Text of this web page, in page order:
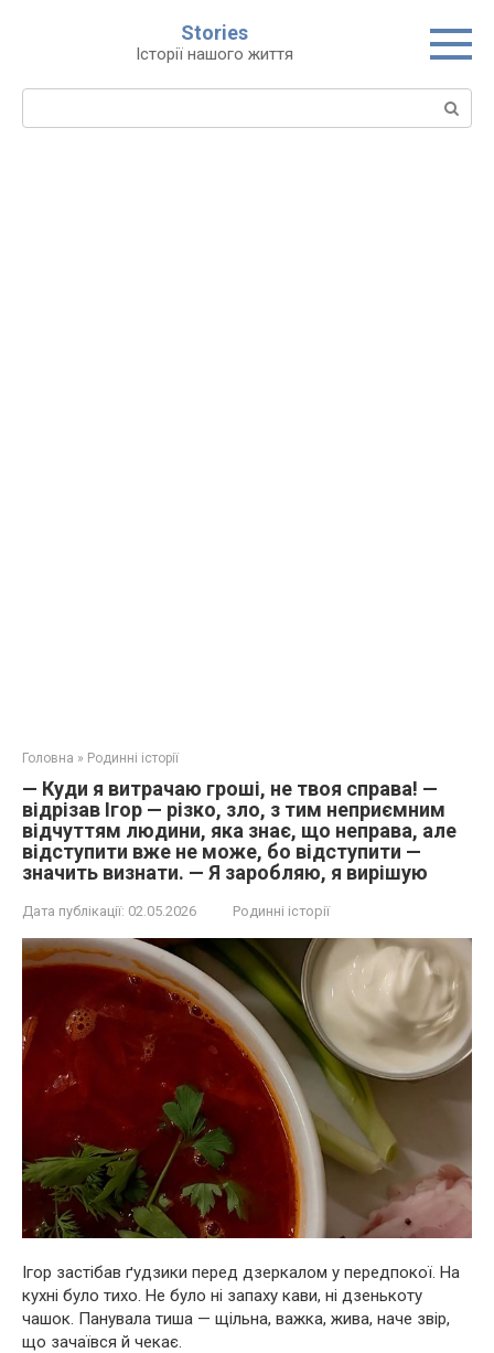
Stories
Історії нашого життя
Пошук:
Головна » Родинні історії
— Куди я витрачаю гроші, не твоя справа! —
відрізав Ігор — різко, зло, з тим неприємним
відчуттям людини, яка знає, що неправа, але
відступити вже не може, бо відступити —
значить визнати. — Я заробляю, я вирішую
Дата публікації: 02.05.2026 Родинні історії
Ігор застібав ґудзики перед дзеркалом у передпокої. На
кухні було тихо. Не було ні запаху кави, ні дзенькоту
чашок. Панувала тиша — щільна, важка, жива, наче звір,
що зачаївся й чекає.